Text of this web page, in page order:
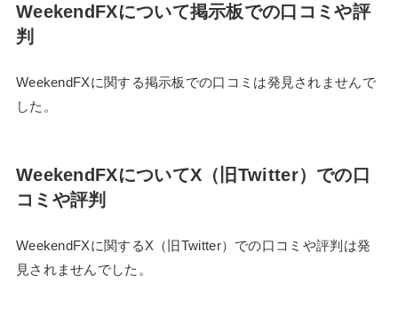
WeekendFXについて掲示板での口コミや評
判
WeekendFXに関する掲示板での口コミは発見されませんで
した。
WeekendFXについてX（旧Twitter）での口
コミや評判
WeekendFXに関するX（旧Twitter）での口コミや評判は発
見されませんでした。